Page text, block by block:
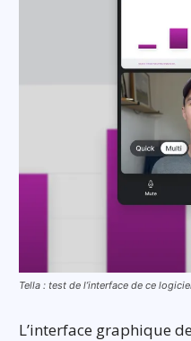
Tella : test de l’interface de ce
L’interface graphique